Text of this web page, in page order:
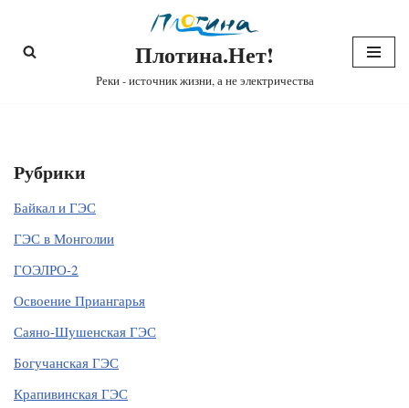
Перейти
Плотина.Нет!
Реки - источник жизни, а не электричества
Рубрики
Байкал и ГЭС
ГЭС в Монголии
ГОЭЛРО-2
Освоение Приангарья
Саяно-Шушенская ГЭС
Богучанская ГЭС
Крапивинская ГЭС